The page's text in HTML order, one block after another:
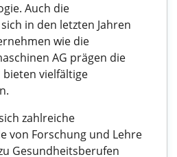
Auch die
in den letzten Jahren
wie die
AG prägen die
vielfältige
zahlreiche
von Forschung und Lehre
Gesundheitsberufen